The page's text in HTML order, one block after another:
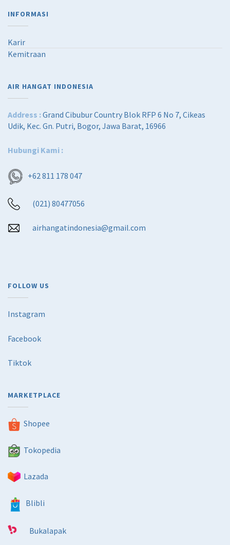
INFORMASI
Karir
Kemitraan
AIR HANGAT INDONESIA
Address :Grand Cibubur Country Blok RFP 6 No 7, Cikeas
Udik, Kec. Gn. Putri, Bogor, Jawa Barat, 16966
Hubungi Kami :
+62 811 178 047
(021) 80477056
airhangatindonesia@gmail.com
FOLLOW US
Instagram
Facebook
Tiktok
MARKETPLACE
Shopee
Tokopedia
Lazada
Blibli
Bukalapak